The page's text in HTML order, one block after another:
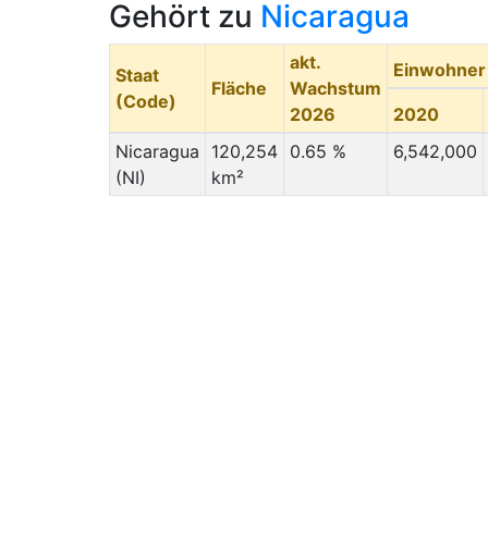
Gehört zu Nicaragua
Staat
(Code)
Fläche
akt.
Wachstum
2026
Einwohner
2020
Nicaragua
(NI)
120,254
km²
0.65 % 6,542,000